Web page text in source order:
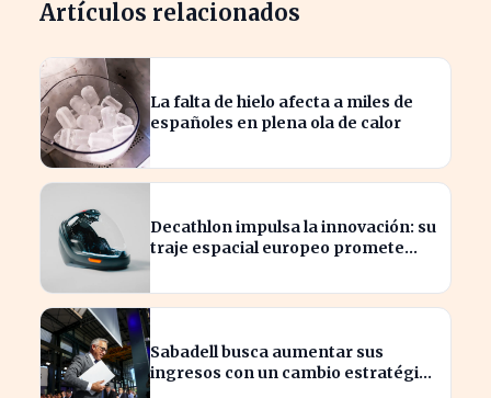
Artículos relacionados
La falta de hielo afecta a miles de
españoles en plena ola de calor
Decathlon impulsa la innovación: su
traje espacial europeo promete
Sabadell busca aumentar sus
ingresos con un cambio estratégico